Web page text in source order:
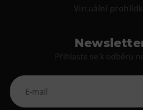
Virtuální
Přihlaste se k odběru